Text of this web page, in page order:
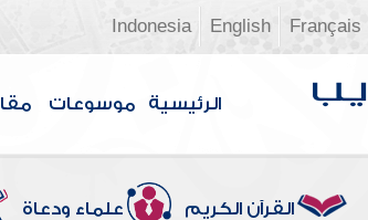
Français
English
Indonesia
الرئيسية موسوعات
القرآن الكريم علماء ودعاة